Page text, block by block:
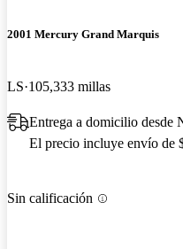
2001 Mercury Grand Marquis
LS 105,333 millas
Entrega a domicilio desde
El precio incluye envío de
Sin calificación